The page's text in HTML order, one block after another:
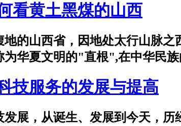
看黄土黑煤的山西
地的山西省，因地处太行山脉
华夏文明的"直根",在中华民族
技服务的发展与提高
展，从诞生、发展到今天，